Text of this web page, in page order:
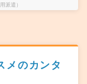
派遣）
メのカンタ